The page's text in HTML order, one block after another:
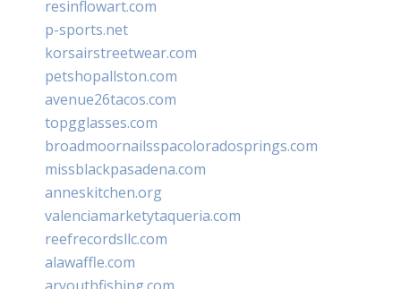
resinflowart.com
p-sports.net
korsairstreetwear.com
petshopallston.com
avenue26tacos.com
topgglasses.com
broadmoornailsspacoloradosprings.com
missblackpasadena.com
anneskitchen.org
valenciamarketytaqueria.com
reefrecordsllc.com
alawaffle.com